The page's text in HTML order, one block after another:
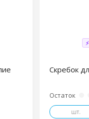
Скребок
Остаток
шт.